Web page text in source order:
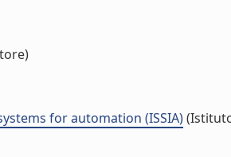
for automation (ISSIA)